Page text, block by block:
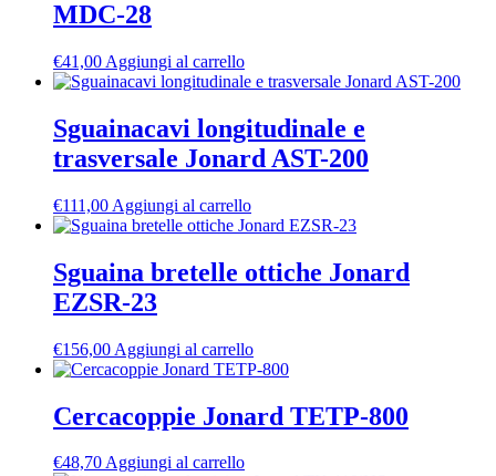
MDC-28
€41,00 Aggiungi al carrello
Sguainacavi longitudinale e
trasversale Jonard AST-200
€111,00 Aggiungi al carrello
Sguaina bretelle ottiche Jonard
EZSR-23
€156,00 Aggiungi al carrello
Cercacoppie Jonard TETP-800
€48,70Aggiungi al carrello